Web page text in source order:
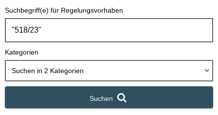
c
h
o
Suchbegriff(e) für Regelungsvorhaben
Kategorien
Suchen in 2 Kategorien
Suchen